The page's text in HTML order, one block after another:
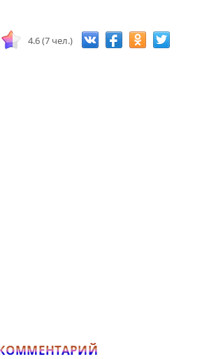
4.6 (7 чел.)
ЧТОБ ИСТИННОЙ